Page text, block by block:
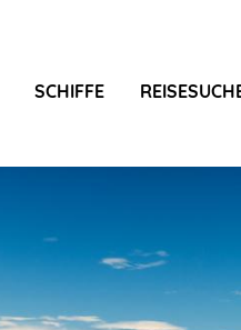
SCHIFFE